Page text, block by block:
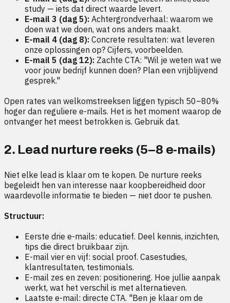
study — iets dat direct waarde levert.
E-mail 3 (dag 5): Achtergrondverhaal: waarom we
doen wat we doen, wat ons anders maakt.
E-mail 4 (dag 8): Concrete resultaten: wat leveren
onze oplossingen op? Cijfers, voorbeelden.
E-mail 5 (dag 12): Zachte CTA: "Wil je weten wat we
voor jouw bedrijf kunnen doen? Plan een vrijblijvend
gesprek."
Open rates van welkomstreeksen liggen typisch 50–80%
hoger dan reguliere e-mails. Het is het moment waarop de
ontvanger het meest betrokken is. Gebruik dat.
2. Lead nurture reeks (5–8 e-mails)
Niet elke lead is klaar om te kopen. De nurture reeks
begeleidt hen van interesse naar koopbereidheid door
waardevolle informatie te bieden — niet door te pushen.
Structuur:
Eerste drie e-mails: educatief. Deel kennis, inzichten,
tips die direct bruikbaar zijn.
E-mail vier en vijf: social proof. Casestudies,
klantresultaten, testimonials.
E-mail zes en zeven: positionering. Hoe jullie aanpak
werkt, wat het verschil is met alternatieven.
Laatste e-mail: directe CTA. "Ben je klaar om de